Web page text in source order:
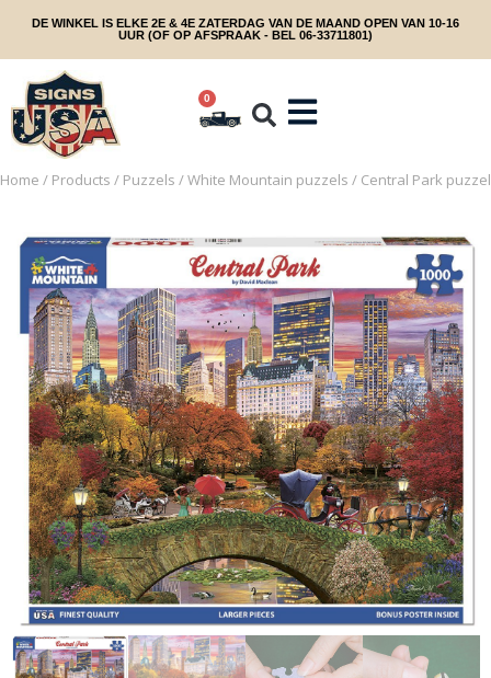
DE WINKEL IS ELKE 2E & 4E ZATERDAG VAN DE MAAND OPEN VAN 10-16
UUR (OF OP AFSPRAAK - BEL 06-33711801)
0
Home / Products / Puzzels /White Mountain puzzels / Central Park puzzel